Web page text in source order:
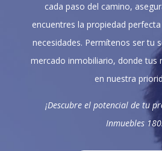
cada paso del camino,
encuentres la propiedad
necesidades. Permítenos ser tu
mercado inmobiliario, donde tus
en nuestra
¡Descubre el potencial de tu
Inmuebles